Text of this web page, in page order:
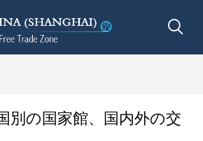
別の国家館、国内外の交